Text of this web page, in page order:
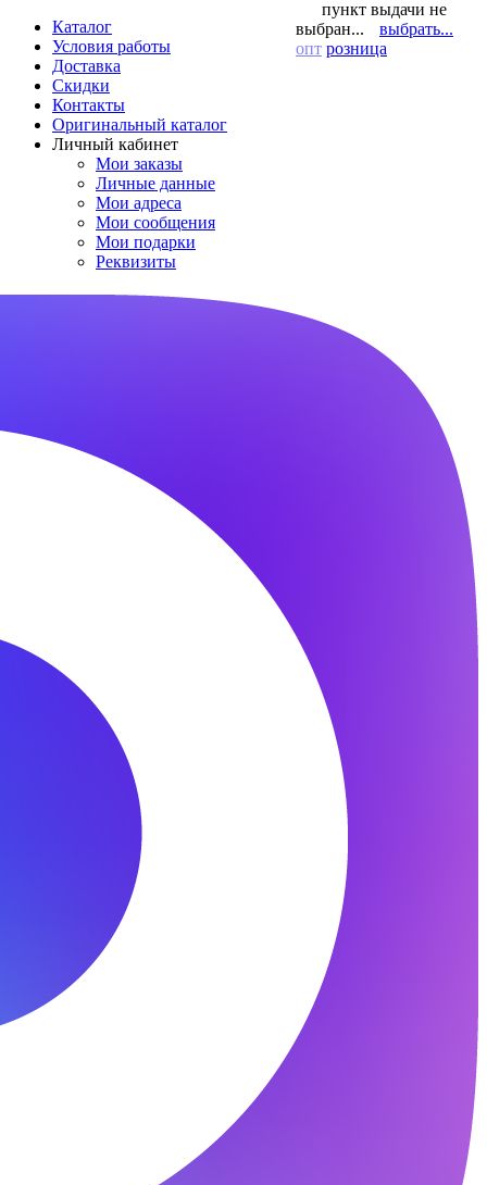
Каталог
Условия работы
Доставка
Скидки
Контакты
Оригинальный каталог
Личный кабинет
Мои заказы
Личные данные
Мои адреса
Мои сообщения
Мои подарки
Реквизиты
пункт выдачи не
выбран...
выбрать...
опт розница